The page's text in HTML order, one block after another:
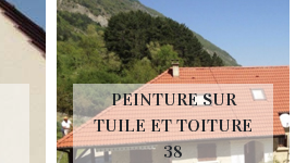
PEINTURE SUR
TUILE ET TOITURE
38